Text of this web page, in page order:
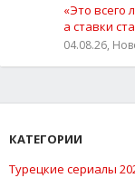
«Это всего
а ставки
04.08.26,
КАТЕГОРИИ
Турецкие сериалы